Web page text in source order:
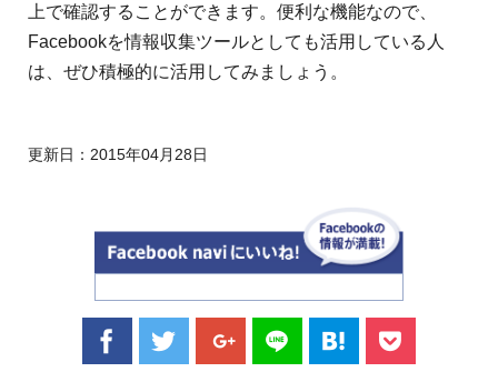
上で確認することができます。便利な機能なので、
Facebookを情報収集ツールとしても活用している人
は、ぜひ積極的に活用してみましょう。
更新日： 2015年04月28日